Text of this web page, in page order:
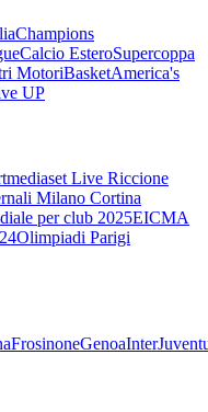
Champions
Calcio EsteroSupercoppa
MotoriBasketAmerica's
UP
Live Riccione
Milano Cortina
per club 2025EICMA
Olimpiadi Parigi
FrosinoneGenoaInter